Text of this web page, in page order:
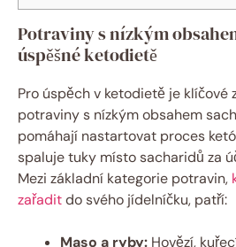
Potraviny s nízkým
úspěšné ketodietě
Pro úspěch v ketodietě je klíčové
potraviny s nízkým obsahem
pomáhají nastartovat proces
spaluje tuky místo sacharidů za
Mezi základní kategorie potravin,
zařaditdo svého jídelníčku, patří:
Maso a ryby: Hovězí,